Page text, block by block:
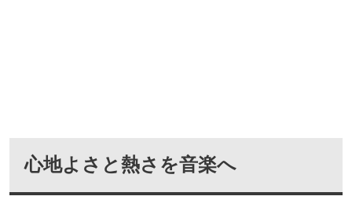
心地よさと熱さを音楽へ